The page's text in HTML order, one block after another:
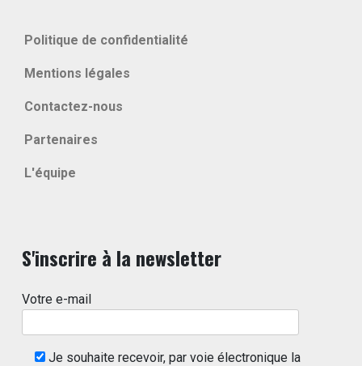
Politique de confidentialité
Mentions légales
Contactez-nous
Partenaires
L'équipe
S'inscrire à la newsletter
Votre e-mail
Je souhaite recevoir, par voie électronique la